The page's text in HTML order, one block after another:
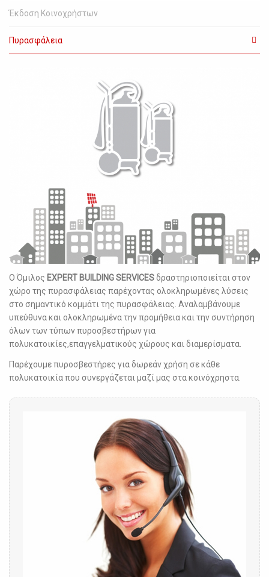
Έκδοση Κοινοχρήστων
Πυρασφάλεια
Ο Όμιλος EXPERT BUILDINGSERVICESδραστηριοποιείται στον
χώρο της πυρασφάλειας παρέχοντας ολοκληρωμένες λύσεις
στο σημαντικό κομμάτι της πυρασφάλειας. Αναλαμβάνουμε
υπεύθυνα και ολοκληρωμένα την προμήθεια και την συντήρηση
όλων των τύπων πυροσβεστήρων για
πολυκατοικίες,επαγγελματικούς χώρους και διαμερίσματα.
Παρέχουμε πυροσβεστήρες για δωρεάν χρήση σε κάθε
πολυκατοικία που συνεργάζεται μαζί μας στα κοινόχρηστα.